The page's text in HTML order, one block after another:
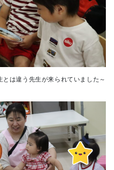
は違う先生が来られていました～